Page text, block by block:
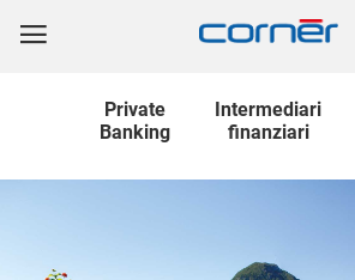
Private
Banking
Intermediari
finanziari